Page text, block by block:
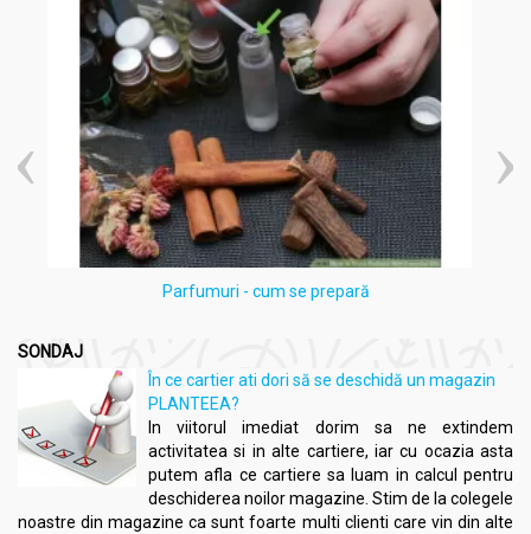
Parfumuri - cum se prepară
SONDAJ
În ce cartier ati dori să se deschidă un magazin
PLANTEEA?
In viitorul imediat dorim sa ne extindem
activitatea si in alte cartiere, iar cu ocazia asta
putem afla ce cartiere sa luam in calcul pentru
deschiderea noilor magazine. Stim de la colegele
noastre din magazine ca sunt foarte multi clienti care vin din alte